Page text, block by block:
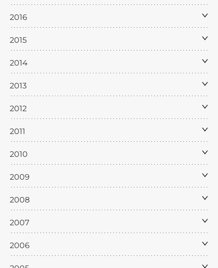
2016
2015
2014
2013
2012
2011
2010
2009
2008
2007
2006